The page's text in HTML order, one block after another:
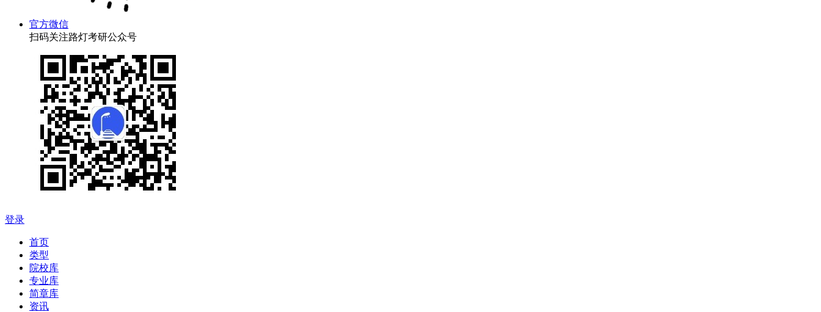
官方微信
扫码关注路灯考研公众号
登录
首页
类型
院校库
专业库
简章库
资讯